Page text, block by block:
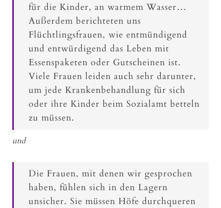
für die Kinder, an warmem Wasser…
Außerdem berichteten uns
Flüchtlingsfrauen, wie entmündigend
und entwürdigend das Leben mit
Essenspaketen oder Gutscheinen ist.
Viele Frauen leiden auch sehr darunter,
um jede Krankenbehandlung für sich
oder ihre Kinder beim Sozialamt betteln
zu müssen.
und
Die Frauen, mit denen wir gesprochen
haben, fühlen sich in den Lagern
unsicher. Sie müssen Höfe durchqueren